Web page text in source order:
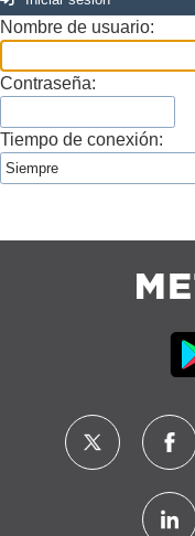
Nombre de usuario:
Contraseña:
Tiempo de conexión: